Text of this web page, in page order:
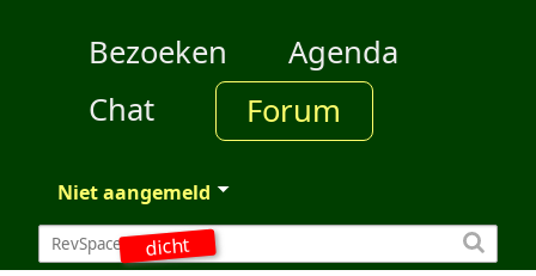
dicht
Bezoeken
Agenda
Chat
Forum
Niet aangemeld